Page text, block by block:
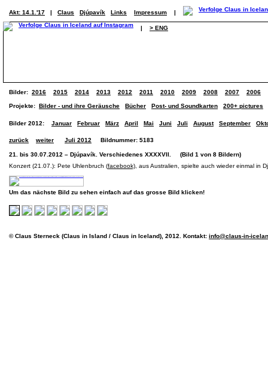
Akt: 14.1.'17 | Claus Djúpavík Links Impressum |
| > ENG
Bilder: 2016 2015 2014 2013 2012 2011 2010 2009 2008 2007 2006
Projekte: Bilder - und ihre Geräusche Bücher Post- und Soundkarten 200+ pictures
Bilder 2012: Januar Februar März April Mai Juni Juli August September
zurück weiter Juli 2012 Bildnummer: 5183
21. bis 30.07.2012 – Djúpavík. Verschiedenes XXXXVII. (Bild 1 von 8 Bildern)
Konzert (21.07.): Pete Uhlenbruch (facebook) , aus Australien, spielte auch wieder einmal in
Um das nächste Bild zu sehen einfach auf das grosse Bild klicken!
© Claus Sterneck (Claus in Island / Claus in Iceland), 2012. Kontakt: info@claus-in-